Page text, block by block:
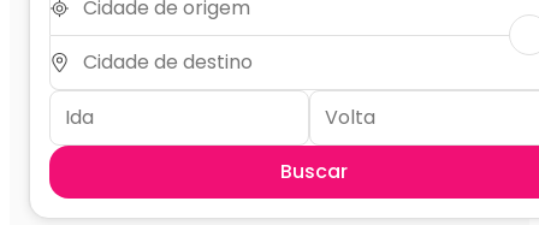
Buscar